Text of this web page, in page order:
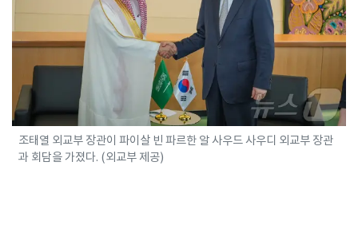
조태열 외교부 장관이 파이살 빈 파르한 알 사우드 사우디 외교부 장관
과 회담을 가졌다. (외교부 제공)